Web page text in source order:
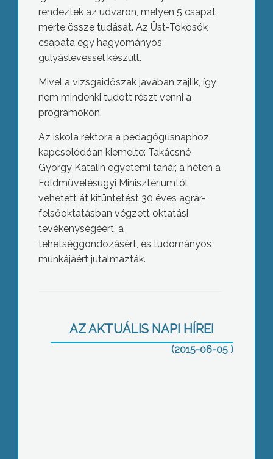
rendeztek az udvaron, melyen 5 csapat
mérte össze tudását. Az Üst-Tökösök
csapata egy hagyományos
gulyáslevessel készült.
Mivel a vizsgaidőszak javában zajlik, így
nem mindenki tudott részt venni a
programokon.
Az iskola rektora a pedagógusnaphoz
kapcsolódóan kiemelte: Takácsné
György Katalin egyetemi tanár, a héten a
Földművelésügyi Minisztériumtól
vehetett át kitüntetést 30 éves agrár-
felsőoktatásban végzett oktatási
tevékenységéért, a
tehetséggondozásért, és tudományos
munkájáért jutalmazták.
AZ AKTUÁLIS NAPI HÍREI
(2015-06-05 )